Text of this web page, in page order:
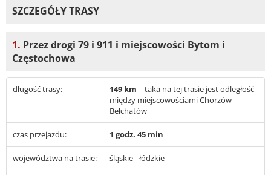
SZCZEGÓŁY TRASY
1. Przez drogi 79 i 911 i miejscowości Bytom i
Częstochowa
długość trasy: 149 km – taka na tej trasie jest odległość
między miejscowościami Chorzów -
Bełchatów
czas przejazdu: 1 godz. 45 min
województwa na trasie: śląskie - łódzkie